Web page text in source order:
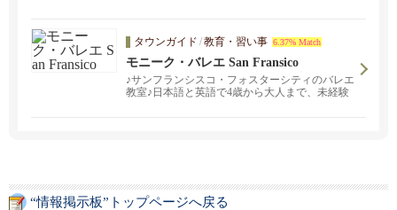
タウンガイド /教育・習い事 6.37% Match
モニーク・バレエ San Fransico
♪サンフランシスコ・フォスターシティのバレエ
教室♪日本語と英語で4歳から大人まで、未経験
“情報掲示板”トップページへ戻る